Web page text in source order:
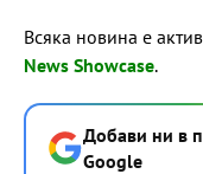
Всяка новина е
News Showcase.
Добави ни в
Google